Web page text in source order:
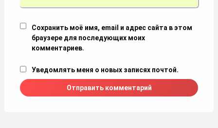
Сохранить моё имя, email и адрес сайта в этом
браузере для последующих моих
комментариев.
Уведомлять меня о новых записях почтой.